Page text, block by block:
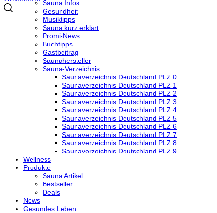
Sauna Infos
Gesundheit
Musiktipps
Sauna kurz erklärt
Promi-News
Buchtipps
Gastbeitrag
Saunahersteller
Sauna-Verzeichnis
Saunaverzeichnis Deutschland PLZ 0
Saunaverzeichnis Deutschland PLZ 1
Saunaverzeichnis Deutschland PLZ 2
Saunaverzeichnis Deutschland PLZ 3
Saunaverzeichnis Deutschland PLZ 4
Saunaverzeichnis Deutschland PLZ 5
Saunaverzeichnis Deutschland PLZ 6
Saunaverzeichnis Deutschland PLZ 7
Saunaverzeichnis Deutschland PLZ 8
Saunaverzeichnis Deutschland PLZ 9
Wellness
Produkte
Sauna Artikel
Bestseller
Deals
News
Gesundes Leben